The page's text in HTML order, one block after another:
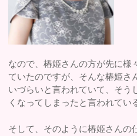
なので、椿姫さんの方が先に様
ていたのですが、そんな椿姫さ
いづらいと言われていて、そう
くなってしまったと言われてい
そして、そのように椿姫さんの